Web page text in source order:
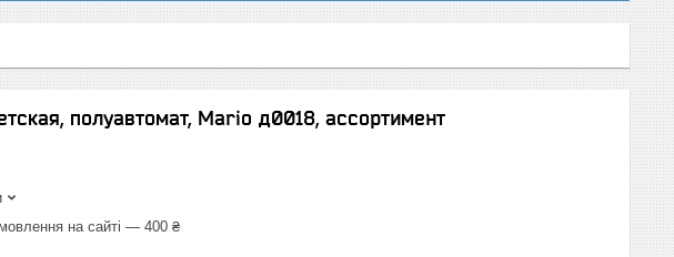
полуавтомат, Mario д0018, ассортимент
на сайті — 400 ₴